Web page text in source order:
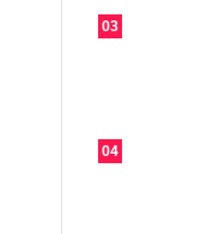
03
04